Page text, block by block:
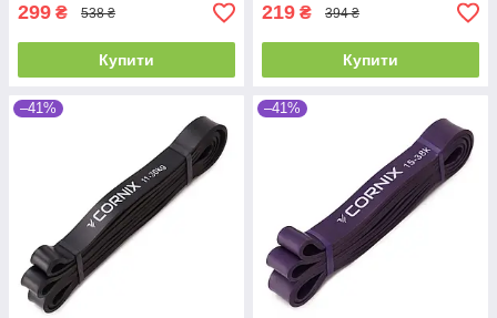
299 ₴ 538 ₴
Купити
219 ₴ 394 ₴
Купити
–41% –41%